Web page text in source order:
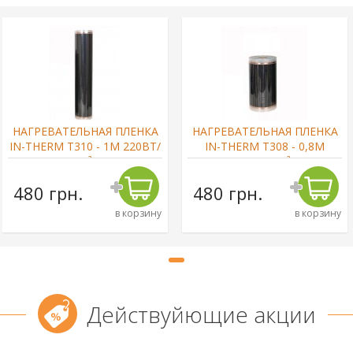
НАГРЕВАТЕЛЬНАЯ ПЛЕНКА
IN-THERM T310 - 1М 220ВТ/
М²
480 грн.
в корзину
НАГРЕВАТЕЛЬНАЯ ПЛЕНКА
IN-THERM T308 - 0,8М
220ВТ/М²
480 грн.
в корзину
Действуйющие акции